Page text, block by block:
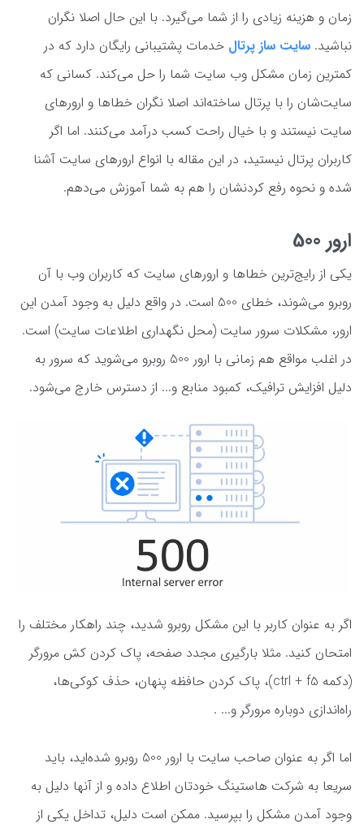
زمان و هزینه زیادی را از شما می‌گیرد. با این حال اصلا نگران
نباشید. سایت ساز پرتال خدمات پشتیبانی رایگان دارد که در
کمترین زمان مشکل وب سایت شما را حل می‌کند. کسانی که
سایت‌شان را با پرتال ساخته‌اند اصلا نگران خطاها و ارورهای
سایت نیستند و با خیال راحت کسب درآمد می‌کنند. اما اگر
کاربران پرتال نیستید، در این مقاله با انواع ارورهای سایت آشنا
شده و نحوه رفع کردنشان را هم به شما آموزش می‌دهم.
ارور 500
یکی از رایج‌ترین خطاها و ارورهای سایت که کاربران وب با آن
روبرو می‌شوند، خطای 500 است. در واقع دلیل به وجود آمدن این
ارور، مشکلات سرور سایت (محل نگهداری اطلاعات سایت) است.‌
در اغلب مواقع هم زمانی با ارور 500 روبرو می‌شوید که سرور به
دلیل افزایش ترافیک، کمبود منابع و... از دسترس خارج می‌شود.
اگر به عنوان کاربر با این مشکل روبرو شدید، چند راهکار مختلف را
امتحان کنید. مثلا بارگیری مجدد صفحه، پاک کردن کش مرورگر
(دکمه ctrl + f5)، پاک کردن حافظه پنهان، حذف کوکی‌ها،
راه‌اندازی دوباره مرورگر و... .
اما اگر به عنوان صاحب سایت با ارور 500 روبرو شده‌اید، باید
سریعا به شرکت هاستینگ خودتان اطلاع داده و از آنها دلیل به
وجود آمدن مشکل را بپرسید. ممکن است دلیل، تداخل یکی از